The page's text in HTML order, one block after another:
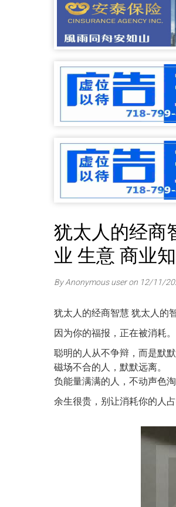
犹太人的经商
业 生意 商业
By Anonymous user on 12/11/
犹太人的经商智慧 犹太人的
因为你的福报，正在被消耗
聪明的人从不争辩，而是默默
磁场不合的人，默默远离。
负能量满满的人，不动声色淘
余生很贵，别让消耗你的人